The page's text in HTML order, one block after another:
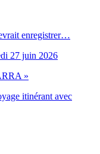
enregistrer…
27 juin 2026
»
itinérant avec